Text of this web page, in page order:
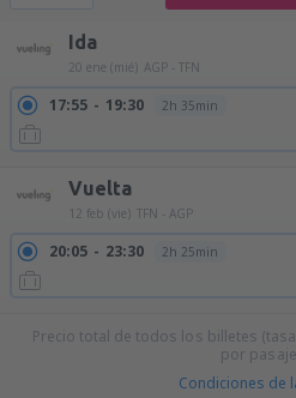
Ida
20 ene (mié) AGP - TFN
17:55 19:30 2h 35min
Vuelta
12 feb (vie) TFN - AGP
20:05 23:30 2h 25min
Precio total de todos los billetes
por
Condiciones de